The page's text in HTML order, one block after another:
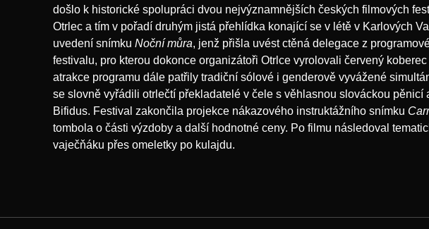
došlo k historické spolupráci dvou nejvýznamnějších českých filmových
Otrlec a tím v pořadí druhým jistá přehlídka konající se v létě v Karlových
uvedení snímku Noční můra, jenž přišla uvést ctěná delegace z
festivalu, pro kterou dokonce organizátoři Otrlce vyrolovali červený
atrakce programu dále patřily tradiční sólové i genderově vyvážené
se slovně vyřádili otrlečtí překladatelé v čele s věhlasnou slováckou pěnicí
Bifidus. Festival zakončila projekce nákazového instruktážního snímku
tombola o části výzdoby a další hodnotné ceny. Po filmu následoval
vaječňáku přes omeletky po kulajdu.